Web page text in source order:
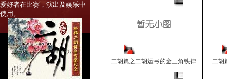
爱好者在比赛，演出及娱乐中
使用。
二胡篇之二胡运弓的金三角铁律 二胡